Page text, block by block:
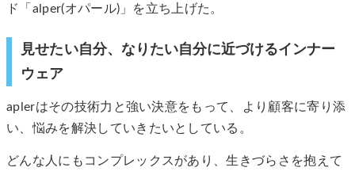
ド「alper(オパール)」を立ち上げた。
見せたい自分、なりたい自分に近づけるインナー
ウェア
aplerはその技術力と強い決意をもって、より顧客に寄り添
い、悩みを解決していきたいとしている。
どんな人にもコンプレックスがあり、生きづらさを抱えて